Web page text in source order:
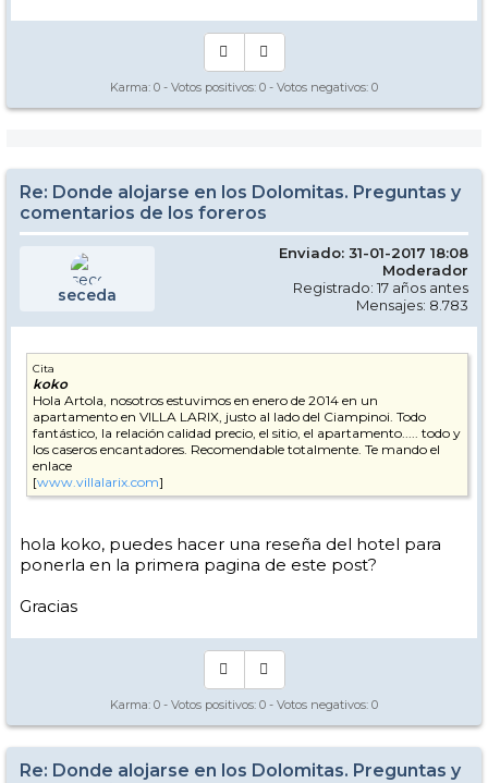
Karma: 0 - Votos positivos: 0 - Votos negativos: 0
Re: Donde alojarse en los Dolomitas. Preguntas y
comentarios de los foreros
seceda
Enviado: 31-01-2017 18:08
Moderador
Registrado: 17 años antes
Mensajes: 8.783
Cita
koko
Hola Artola, nosotros estuvimos en enero de 2014 en un
apartamento en VILLA LARIX, justo al lado del Ciampinoi. Todo
fantástico, la relación calidad precio, el sitio, el apartamento..... todo y
los caseros encantadores. Recomendable totalmente. Te mando el
enlace
[www.villalarix.com]
hola koko, puedes hacer una reseña del hotel para
ponerla en la primera pagina de este post?
Gracias
Karma: 0 - Votos positivos: 0 - Votos negativos: 0
Re: Donde alojarse en los Dolomitas. Preguntas y